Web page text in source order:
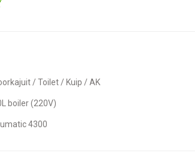
/ Toilet / Kuip / AK
boiler (220V)
4300